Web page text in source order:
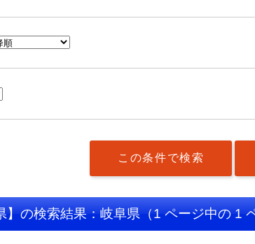
】の検索結果：岐阜県（1 ページ中の 1